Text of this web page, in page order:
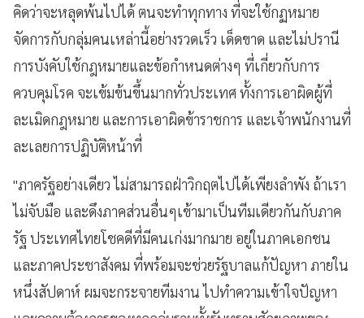
คิดว่าจะหลุดพ้นไปได้ ตนจะทำทุกทาง ที่จะใช้กฏหมาย
จัดการกับกลุ่มคนเหล่านี้อย่างรวดเร็ว เด็ดขาด และไม่ปรานี
การบังคับใช้กฎหมายและข้อกำหนดต่างๆ ที่เกี่ยวกับการ
ควบคุมโรค จะเข้มข้นขึ้นมากทั่วประเทศ ทั้งการเอาผิดผู้ที่
ละเมิดกฎหมาย และการเอาผิดข้าราชการ และเจ้าพนักงานที่
ละเลยการปฏิบัติหน้าที่
"ภาครัฐอย่างเดียว ไม่สามารถฝ่าวิกฤตไปได้เพียงลำพัง ถ้าเรา
ไม่จับมือ และดึงภาคส่วนอื่นๆเข้ามาเป็นทีมเดียวกันกับภาค
รัฐ ประเทศไทยโชคดีที่มีคนเก่งมากมาย อยู่ในภาคเอกชน
และภาคประชาสังคม ที่พร้อมจะช่วยรัฐบาลแก้ปัญหา ภายใน
หนึ่งสัปดาห์ ผมจะกระจายทีมงาน ไปทำความเข้าใจปัญหา